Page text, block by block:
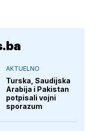
AKTUELNO
Turska, Saudijska
Arabija i Pakistan
potpisali vojni
sporazum